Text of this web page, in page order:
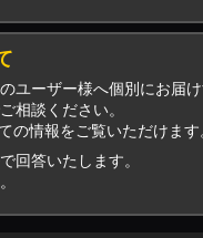
ユーザー様へ個別にお届
相談ください。
情報をご覧いただけます
回答いたします。